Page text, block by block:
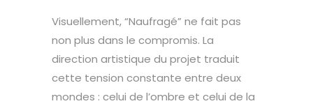
Visuellement, “Naufragé” ne fait pas
non plus dans le compromis. La
direction artistique du projet traduit
cette tension constante entre deux
mondes : celui de l’ombre et celui de la